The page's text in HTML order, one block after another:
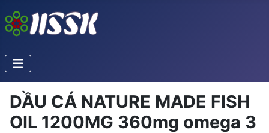
DẦU CÁ NATURE MADE FISH
OIL 1200MG 360mg omega 3